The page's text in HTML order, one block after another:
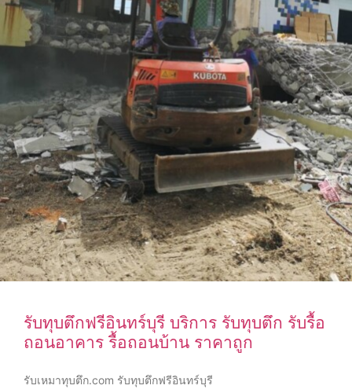
รับทุบตึกฟรีอินทร์บุรี บริการ รับทุบตึก รับรื้อ
ถอนอาคาร รื้อถอนบ้าน ราคาถูก
รับเหมาทุบตึก.com รับทุบตึกฟรีอินทร์บุรี